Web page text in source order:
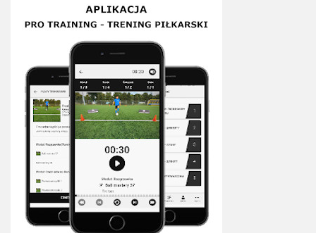
Plany treningowe
Aplikacja Pro Training
Sprzęt treningowy
Kontakt
O nas
Od autorów
Kontakt